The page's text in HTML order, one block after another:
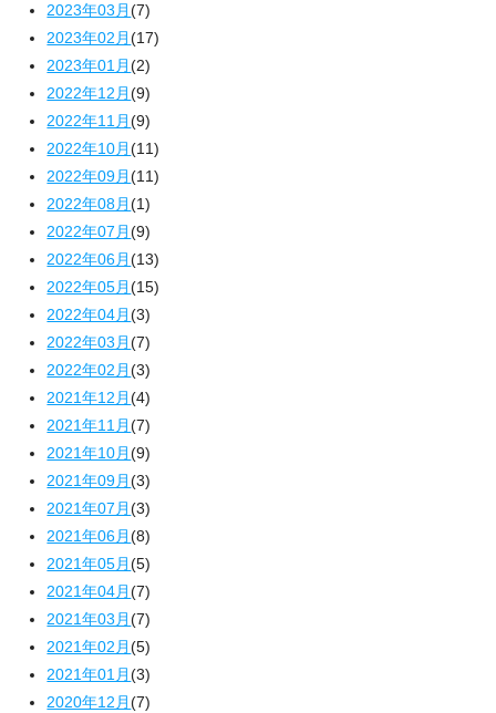
2023年03月(7)
2023年02月(17)
2023年01月(2)
2022年12月(9)
2022年11月(9)
2022年10月(11)
2022年09月(11)
2022年08月(1)
2022年07月(9)
2022年06月(13)
2022年05月(15)
2022年04月(3)
2022年03月(7)
2022年02月(3)
2021年12月(4)
2021年11月(7)
2021年10月(9)
2021年09月(3)
2021年07月(3)
2021年06月(8)
2021年05月(5)
2021年04月(7)
2021年03月(7)
2021年02月(5)
2021年01月(3)
2020年12月(7)